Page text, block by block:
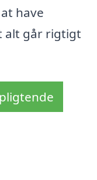
have
alt går rigtigt